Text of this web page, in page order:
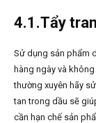
4.1.Tẩy
Sử dụng sản phẩm
hàng ngày và
thường xuyên hãy
tan trong dầu sẽ
cần hạn chế sản